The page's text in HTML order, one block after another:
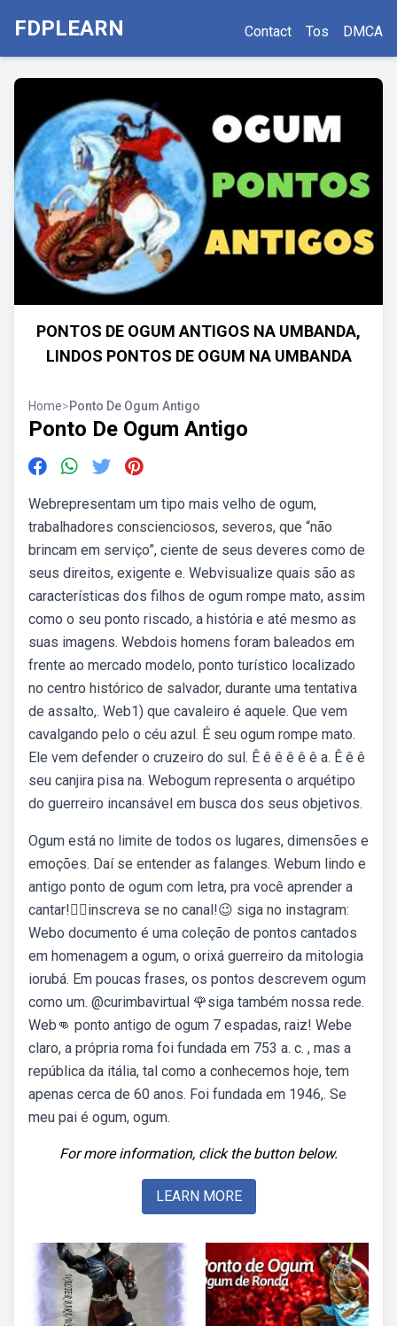
FDPLEARN Contact Tos DMCA
PONTOS DE OGUM ANTIGOS NA UMBANDA,
LINDOS PONTOS DE OGUM NA UMBANDA
Home>Ponto De Ogum Antigo
Ponto De Ogum Antigo
Webrepresentam um tipo mais velho de ogum,
trabalhadores conscienciosos, severos, que “não
brincam em serviço”, ciente de seus deveres como de
seus direitos, exigente e. Webvisualize quais são as
características dos filhos de ogum rompe mato, assim
como o seu ponto riscado, a história e até mesmo as
suas imagens. Webdois homens foram baleados em
frente ao mercado modelo, ponto turístico localizado
no centro histórico de salvador, durante uma tentativa
de assalto,. Web1) que cavaleiro é aquele. Que vem
cavalgando pelo o céu azul. É seu ogum rompe mato.
Ele vem defender o cruzeiro do sul. Ê ê ê ê ê ê a. Ê ê ê
seu canjira pisa na. Webogum representa o arquétipo
do guerreiro incansável em busca dos seus objetivos.
Ogum está no limite de todos os lugares, dimensões e
emoções. Daí se entender as falanges. Webum lindo e
antigo ponto de ogum com letra, pra você aprender a
cantar!👉🏼inscreva se no canal!😉 siga no instagram:
Webo documento é uma coleção de pontos cantados
em homenagem a ogum, o orixá guerreiro da mitologia
iorubá. Em poucas frases, os pontos descrevem ogum
como um. @curimbavirtual 🌹siga também nossa rede.
Web👊 ponto antigo de ogum 7 espadas, raiz! Webe
claro, a própria roma foi fundada em 753 a. c. , mas a
república da itália, tal como a conhecemos hoje, tem
apenas cerca de 60 anos. Foi fundada em 1946,. Se
meu pai é ogum, ogum.
For more information, click the button below.
LEARN MORE